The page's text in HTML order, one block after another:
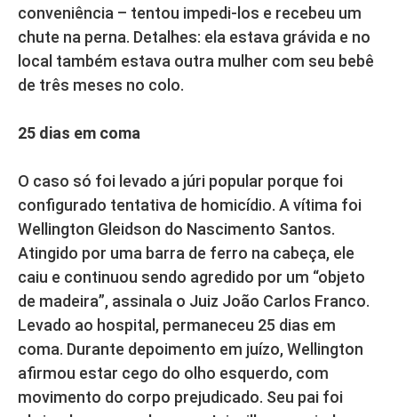
conveniência – tentou impedi-los e recebeu um
chute na perna. Detalhes: ela estava grávida e no
local também estava outra mulher com seu bebê
de três meses no colo.
25 dias em coma
O caso só foi levado a júri popular porque foi
configurado tentativa de homicídio. A vítima foi
Wellington Gleidson do Nascimento Santos.
Atingido por uma barra de ferro na cabeça, ele
caiu e continuou sendo agredido por um “objeto
de madeira”, assinala o Juiz João Carlos Franco.
Levado ao hospital, permaneceu 25 dias em
coma. Durante depoimento em juízo, Wellington
afirmou estar cego do olho esquerdo, com
movimento do corpo prejudicado. Seu pai foi